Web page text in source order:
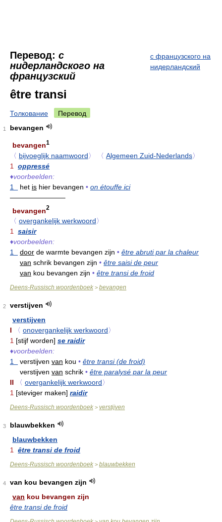
Перевод: с
нидерландского на
французский
с французского на
нидерландский
être transi
Толкование Перевод
1 bevangen
bevangen1
〈 bijvoeglijk naamwoord〉 〈 Algemeen Zuid-Nederlands〉
1
oppressé
♦voorbeelden:
1
het is hier bevangen • on étouffe ici
————————
bevangen2
〈 overgankelijk werkwoord〉
1 saisir
♦voorbeelden:
1
door de warmte bevangen zijn • être abruti par la chaleur
van schrik bevangen zijn • être saisi de peur
van kou bevangen zijn • être transi de froid
Deens-Russisch woordenboek > bevangen
2
verstijven
verstijven
I
〈 onovergankelijk werkwoord〉
1 [stijf worden] se raidir
♦voorbeelden:
1
verstijven van kou • être transi (de froid)
verstijven van schrik • être paralysé par la peur
II
〈 overgankelijk werkwoord〉
1 [steviger maken] raidir
Deens-Russisch woordenboek > verstijven
3
blauwbekken
blauwbekken
1 être transi de froid
Deens-Russisch woordenboek > blauwbekken
4
van kou bevangen zijn
van kou bevangen zijn
être transi de froid